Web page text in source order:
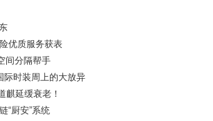
优质服务获表
间分隔帮手
时装周上的大放异
麒延缓衰老！
“厨安”系统